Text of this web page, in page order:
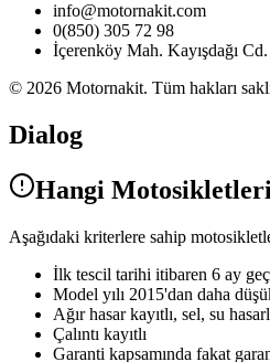
info@motornakit.com
0(850) 305 72 98
İçerenköy Mah. Kayışdağı
© 2026 Motornakit. Tüm hakları
Dialog
Hangi Motosikletleri
Aşağıdaki kriterlere sahip
İlk tescil tarihi itibaren 6 ay
Model yılı 2015'dan daha
Ağır hasar kayıtlı, sel, su
Çalıntı kayıtlı
Garanti kapsamında fakat